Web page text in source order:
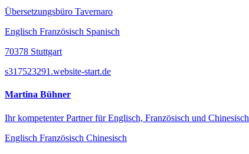
Übersetzungsbüro Tavernaro
Englisch Französisch Spanisch
70378 Stuttgart
s317523291.website-start.de
Martina Bühner
Ihr kompetenter Partner für Englisch, Französisch und Chinesisch
Englisch Französisch Chinesisch